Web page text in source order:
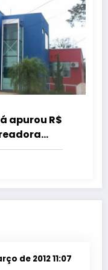
apurou R$
R$ 9,5
de 2012 11:07